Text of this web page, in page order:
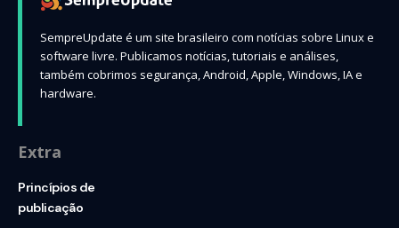
SempreUpdate é um site brasileiro com notícias sobre Linux e
software livre. Publicamos notícias, tutoriais e análises,
também cobrimos segurança, Android, Apple, Windows, IA e
hardware.
Extra
Princípios de
publicação